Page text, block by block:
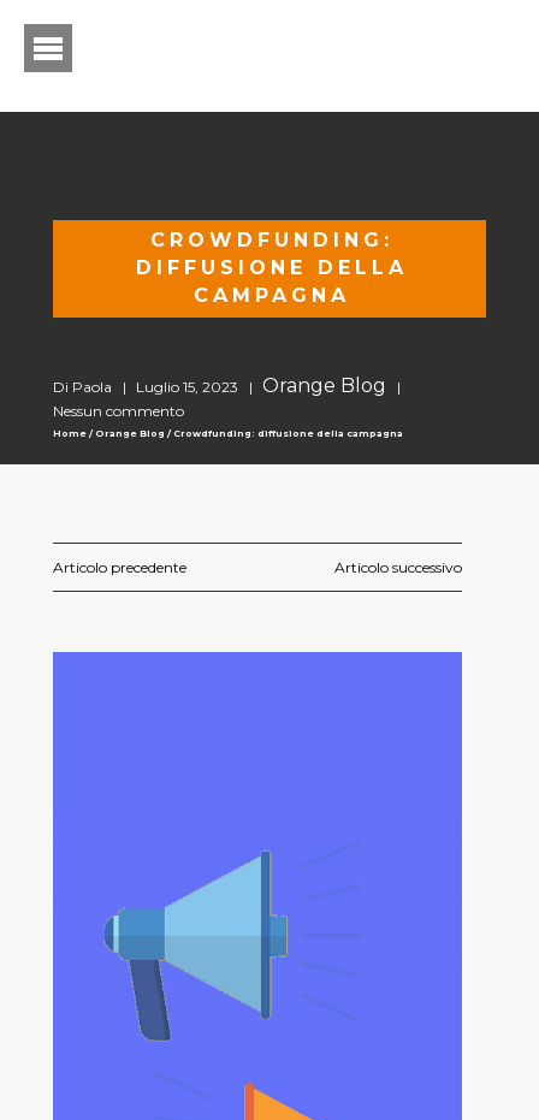
CROWDFUNDING:
DIFFUSIONE DELLA
CAMPAGNA
Di Paola | Luglio 15, 2023 | Orange Blog
|
Nessun commento
Home / Orange Blog / Crowdfunding: diffusione della campagna
Articolo precedente Articolo successivo